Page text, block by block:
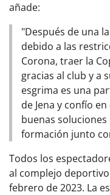
añade:
"Después de una
debido a las
Corona, traer la
gracias al club y a
esgrima es una
de Jena y confío
buenas
formación junto
Todos los
al complejo
febrero de 2023. La